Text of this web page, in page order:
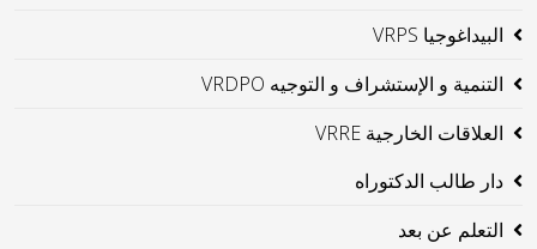
البيداغوجيا VRPS
التنمية و الإستشراف و التوجيه VRDPO
العلاقات الخارجية VRRE
دار طالب الدكتوراه
التعلم عن بعد